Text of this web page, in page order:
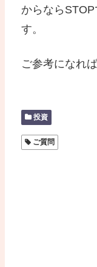
からなら
す。
ご参考になれ
投資
ご質問